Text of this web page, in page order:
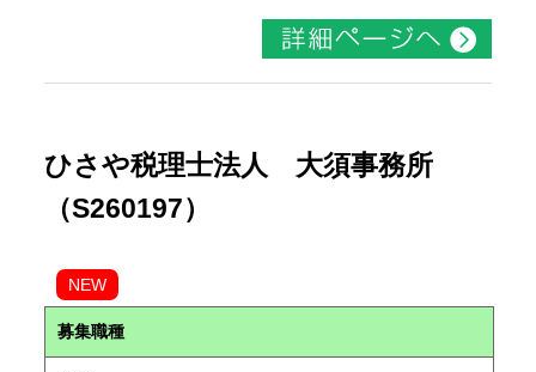
ひさや税理士法人 大須事務所
（S260197）
NEW
募集職種